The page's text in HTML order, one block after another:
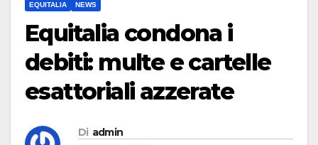
EQUITALIA
NEWS
Equitalia condona i
debiti: multe e cartelle
esattoriali azzerate
Di admin